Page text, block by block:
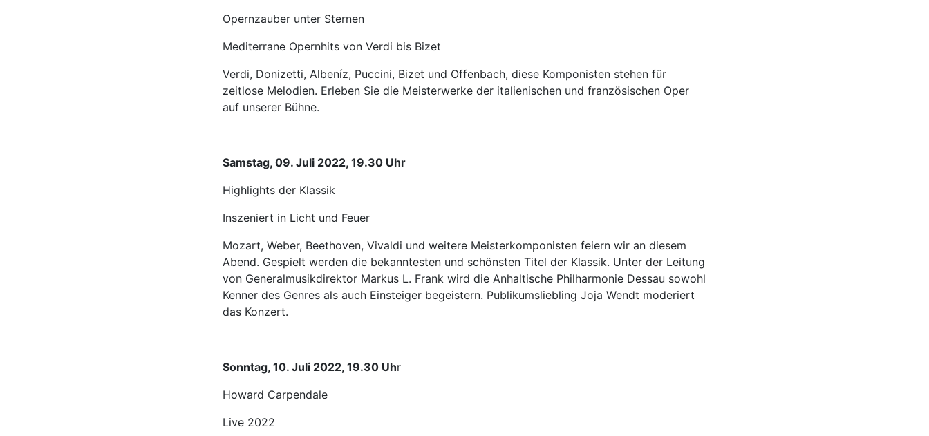
Opernzauber unter Sternen
Mediterrane Opernhits von Verdi bis Bizet
Verdi, Donizetti, Albeníz, Puccini, Bizet und Offenbach, diese Komponisten stehen für
zeitlose Melodien. Erleben Sie die Meisterwerke der italienischen und französischen Oper
auf unserer Bühne.
Samstag, 09. Juli 2022, 19.30 Uhr
Highlights der Klassik
Inszeniert in Licht und Feuer
Mozart, Weber, Beethoven, Vivaldi und weitere Meisterkomponisten feiern wir an diesem
Abend. Gespielt werden die bekanntesten und schönsten Titel der Klassik. Unter der Leitung
von Generalmusikdirektor Markus L. Frank wird die Anhaltische Philharmonie Dessau sowohl
Kenner des Genres als auch Einsteiger begeistern. Publikumsliebling Joja Wendt moderiert
das Konzert.
Sonntag, 10. Juli 2022, 19.30 Uhr
Howard Carpendale
Live 2022